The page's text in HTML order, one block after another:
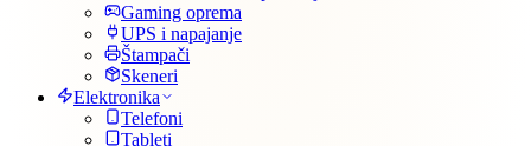
Gaming oprema
UPS i napajanje
Štampači
Skeneri
Elektronika
Telefoni
Tableti